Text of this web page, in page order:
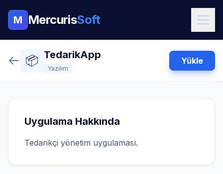
M MercurisSoft
📦 TedarikApp
Yazılım
Yükle
Uygulama Hakkında
Tedarikçi yönetim uygulaması.